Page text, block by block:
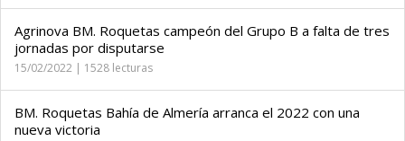
Agrinova BM. Roquetas campeón del Grupo B a falta de tres
jornadas por disputarse
15/02/2022 | 1528 lecturas
BM. Roquetas Bahía de Almería arranca el 2022 con una
nueva victoria